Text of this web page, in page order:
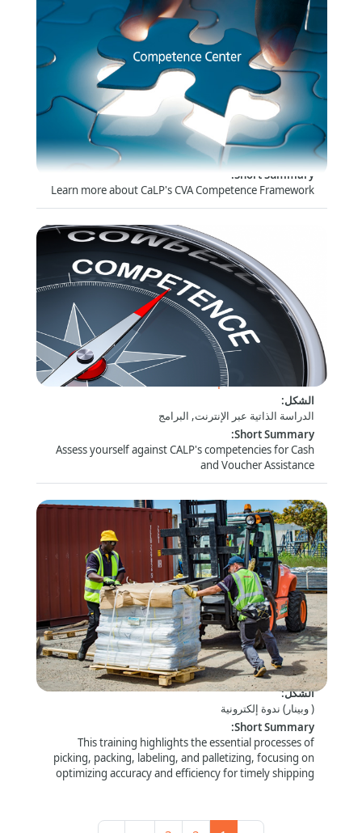
Competences in Cash and Voucher Assistance
الشكل:
الدراسة الذاتية عبر الإنترنت, البرامج
Short Summary
:
Learn more about CaLP's CVA Competence Framework
Assess yourself: CALP Operational
Competences for CVA
الشكل:
الدراسة الذاتية عبر الإنترنت, البرامج
Short Summary
:
Assess yourself against CALP's competencies for Cash
and Voucher Assistance
Packaging and Palletization -
Kenya/Malawi/Zambia/Zimbabwe - 26 August
2026 - 10:00-12:30 GMT+2
الشكل:
( وبينار) ندوة إلكترونية
Short Summary
:
This training highlights the essential processes of
picking, packing, labeling, and palletizing, focusing on
optimizing accuracy and efficiency for timely shipping